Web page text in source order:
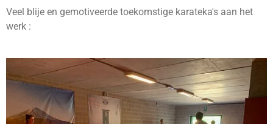
Veel blije en gemotiveerde toekomstige karateka's aan het
werk :